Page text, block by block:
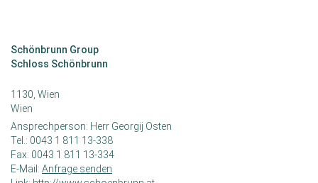
Schönbrunn Group
Schloss Schönbrunn
1130, Wien
Wien
Ansprechperson: Herr Georgij Osten
Tel.: 0043 1 811 13-338
Fax: 0043 1 811 13-334
E-Mail: Anfrage senden